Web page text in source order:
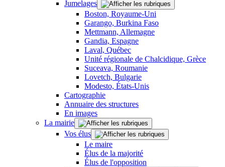
Jumelages
Boston, Royaume-Uni
Garango, Burkina Faso
Mettmann, Allemagne
Gandia, Espagne
Laval, Québec
Unité régionale de Chalcidique, Grèce
Suceava, Roumanie
Lovetch, Bulgarie
Modesto, États-Unis
Cartographie
Annuaire des structures
En images
La mairie
Vos élus
Le maire
Élus de la majorité
Élus de l'opposition